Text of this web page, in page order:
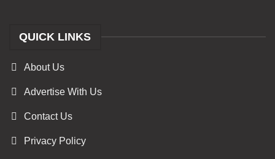
QUICK LINKS
About Us
Advertise With Us
Contact Us
Privacy Policy